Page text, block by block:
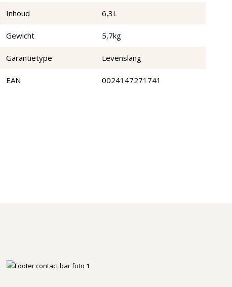
Inhoud 6,3L
Gewicht 5,7kg
Garantietype Levenslang
EAN 0024147271741